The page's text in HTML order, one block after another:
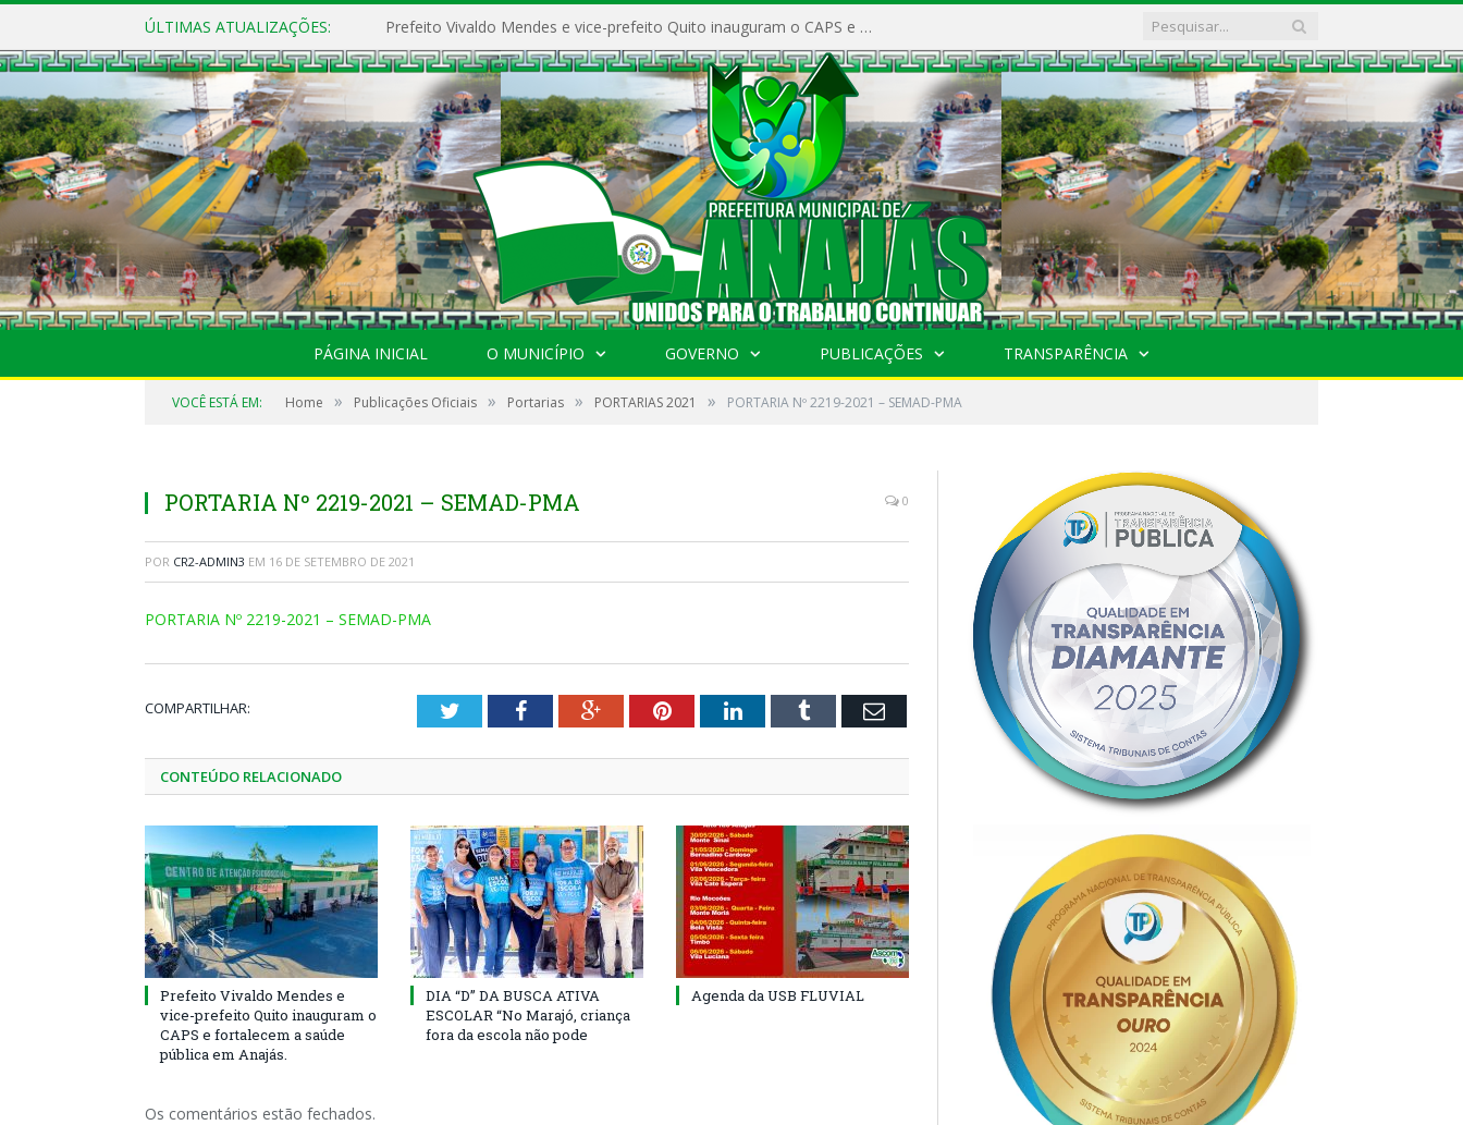
ÚLTIMAS ATUALIZAÇÕES: Prefeito Vivaldo Mendes e vice-prefeito Quito inauguram o CAPS e fortalecem a saúde pública em Anajás.
PÁGINA INICIAL O MUNICÍPIO GOVERNO PUBLICAÇÕES TRANSPARÊNCIA
VOCÊ ESTÁ EM: Home » Publicações Oficiais » Portarias » PORTARIAS 2021 » PORTARIA Nº 2219-2021 – SEMAD-PMA
PORTARIA Nº 2219-2021 – SEMAD-PMA 0
POR CR2-ADMIN3 EM 16 DE SETEMBRO DE 2021
PORTARIA Nº 2219-2021 – SEMAD-PMA
COMPARTILHAR: TwitterFacebookGoogle+PinterestLinkedInTumblr Email
CONTEÚDO RELACIONADO
Prefeito Vivaldo Mendes e
vice-prefeito Quito inauguram o
CAPS e fortalecem a saúde
pública em Anajás.
DIA “D” DA BUSCA ATIVA
ESCOLAR “No Marajó, criança
fora da escola não pode
Agenda da USB FLUVIAL
Os comentários estão fechados.